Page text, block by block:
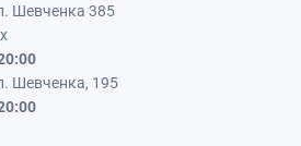
Шевченка 385
Шевченка, 195